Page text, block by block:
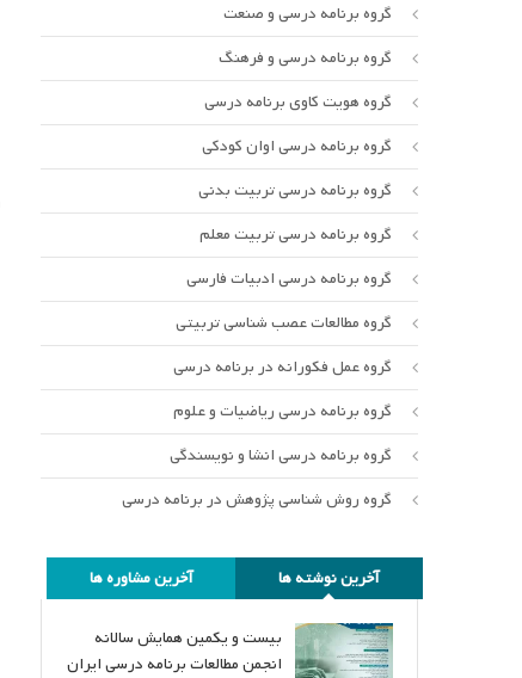
گروه برنامه درسی و صنعت
گروه برنامه درسی و فرهنگ
گروه هویت کاوی برنامه درسی
گروه برنامه درسی اوان کودکی
گروه برنامه درسی تربیت بدنی
گروه برنامه درسی تربیت معلم
گروه برنامه درسی ادبیات فارسی
گروه مطالعات عصب شناسی تربیتی
گروه عمل فکورانه در برنامه درسی
گروه برنامه درسی ریاضیات و علوم
گروه برنامه درسی انشا و نویسندگی
گروه روش شناسی پژوهش در برنامه درسی
آخرین نوشته ها آخرین مشاوره ها
بیست و یکمین همایش سالانه
انجمن مطالعات برنامه درسی ایران